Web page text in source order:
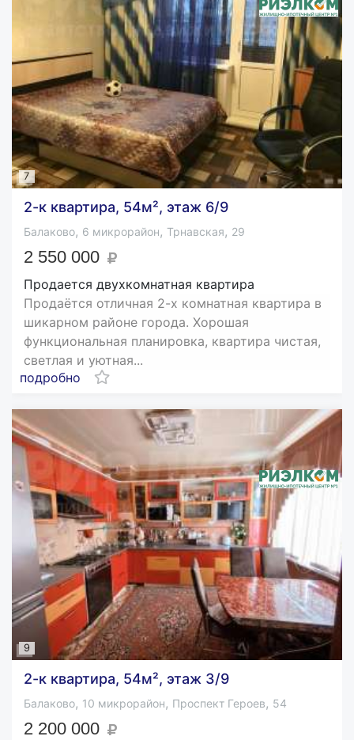
7
2-к квартира, 54м², этаж 6/9
Балаково, 6 микрорайон, Трнавская, 29
2 550 000
Продается двухкомнатная квартира
Продаётся отличная 2-х комнатная квартира в
шикарном районе города. Хорошая
функциональная планировка, квартира чистая,
светлая и уютная...
подробно
9
2-к квартира, 54м², этаж 3/9
Балаково, 10 микрорайон, Проспект Героев, 54
2 200 000